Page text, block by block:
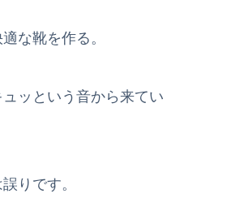
な靴を作る。
ッという音から来てい
りです。